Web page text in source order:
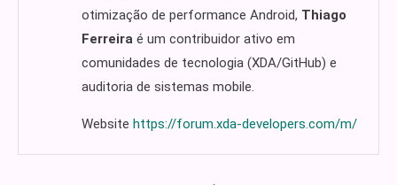
otimização de performance Android, Thiago
Ferreira é um contribuidor ativo em
comunidades de tecnologia (XDA/GitHub) e
auditoria de sistemas mobile.
Website https://forum.xda-developers.com/m/